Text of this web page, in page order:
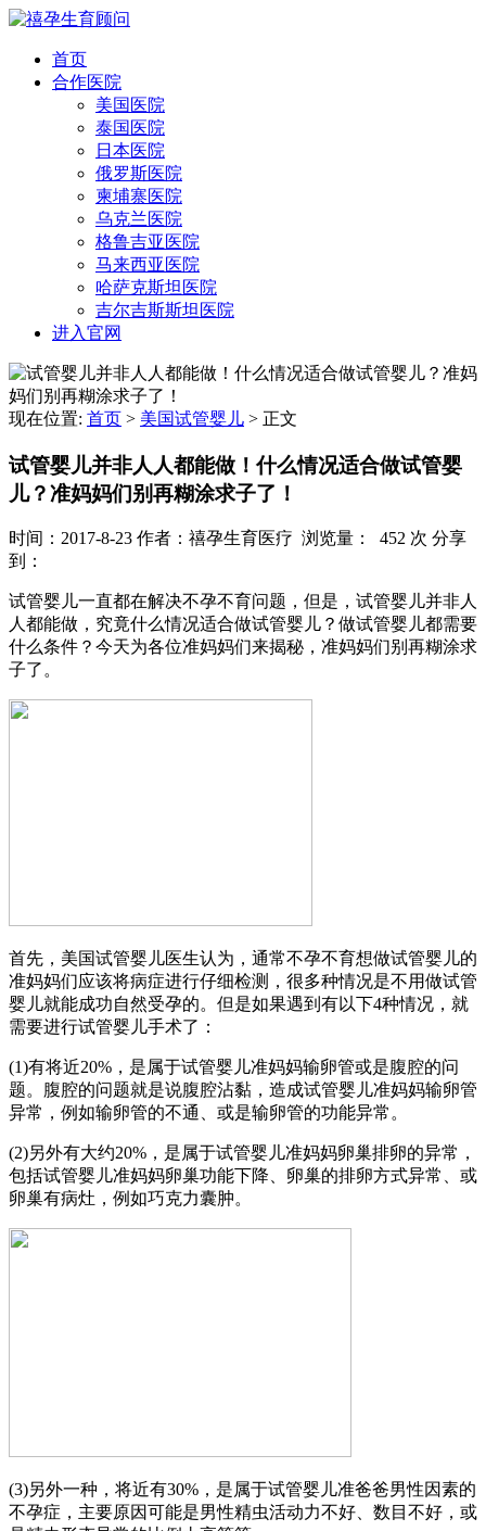
首页
合作医院
美国医院
泰国医院
日本医院
俄罗斯医院
柬埔寨医院
乌克兰医院
格鲁吉亚医院
马来西亚医院
哈萨克斯坦医院
吉尔吉斯斯坦医院
进入官网
现在位置: 首页 > 美国试管婴儿 > 正文
试管婴儿并非人人都能做！什么情况适合做试管婴
儿？准妈妈们别再糊涂求子了！
时间：2017-8-23 作者：禧孕生育医疗 浏览量： 452 次 分享
到：
试管婴儿一直都在解决不孕不育问题，但是，试管婴儿并非人
人都能做，究竟什么情况适合做试管婴儿？做试管婴儿都需要
什么条件？今天为各位准妈妈们来揭秘，准妈妈们别再糊涂求
子了。
首先，美国试管婴儿医生认为，通常不孕不育想做试管婴儿的
准妈妈们应该将病症进行仔细检测，很多种情况是不用做试管
婴儿就能成功自然受孕的。但是如果遇到有以下4种情况，就
需要进行试管婴儿手术了：
(1)有将近20%，是属于试管婴儿准妈妈输卵管或是腹腔的问
题。腹腔的问题就是说腹腔沾黏，造成试管婴儿准妈妈输卵管
异常，例如输卵管的不通、或是输卵管的功能异常。
(2)另外有大约20%，是属于试管婴儿准妈妈卵巢排卵的异常，
包括试管婴儿准妈妈卵巢功能下降、卵巢的排卵方式异常、或
卵巢有病灶，例如巧克力囊肿。
(3)另外一种，将近有30%，是属于试管婴儿准爸爸男性因素的
不孕症，主要原因可能是男性精虫活动力不好、数目不好，或